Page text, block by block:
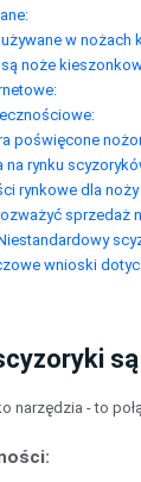
używane w nożach
noże
poświęcone
na rynku
rynkowe dla
sprzedaż
wnioski
narzędzia - to